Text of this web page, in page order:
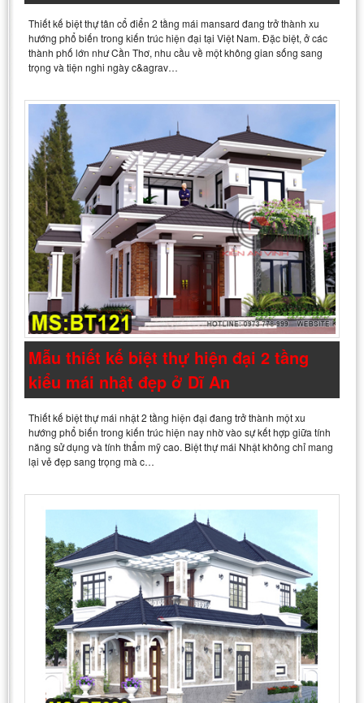
Thiết kế biệt thự tân cổ điển 2 tầng mái mansard đang trở thành xu
hướng phổ biến trong kiến trúc hiện đại tại Việt Nam. Đặc biệt, ở các
thành phố lớn như Cần Thơ, nhu cầu về một không gian sống sang
trọng và tiện nghi ngày c&agrav…
Mẫu thiết kế biệt thự hiện đại 2 tầng
kiểu mái nhật đẹp ở Dĩ An
Thiết kế biệt thự mái nhật 2 tầng hiện đại đang trở thành một xu
hướng phổ biến trong kiến trúc hiện nay nhờ vào sự kết hợp giữa tính
năng sử dụng và tính thẩm mỹ cao. Biệt thự mái Nhật không chỉ mang
lại vẻ đẹp sang trọng mà c…